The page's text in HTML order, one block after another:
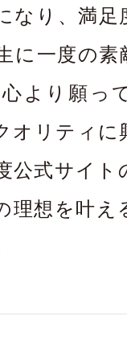
なり、満足
に一度の素
より願っ
オリティ
公式サイト
理想を叶え